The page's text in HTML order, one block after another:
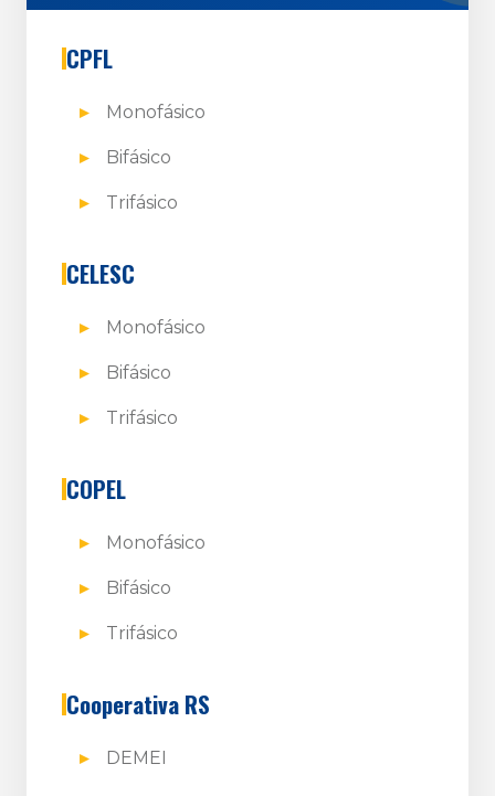
CPFL
Monofásico
Bifásico
Trifásico
CELESC
Monofásico
Bifásico
Trifásico
COPEL
Monofásico
Bifásico
Trifásico
Cooperativa RS
DEMEI